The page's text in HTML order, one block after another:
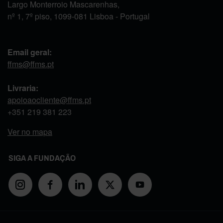
Largo Monterroio Mascarenhas,
nº 1, 7º piso, 1099-081 Lisboa - Portugal
Email geral:
ffms@ffms.pt
Livraria:
apoioaocliente@ffms.pt
+351 219 381 223
Ver no mapa
SIGA A FUNDAÇÃO